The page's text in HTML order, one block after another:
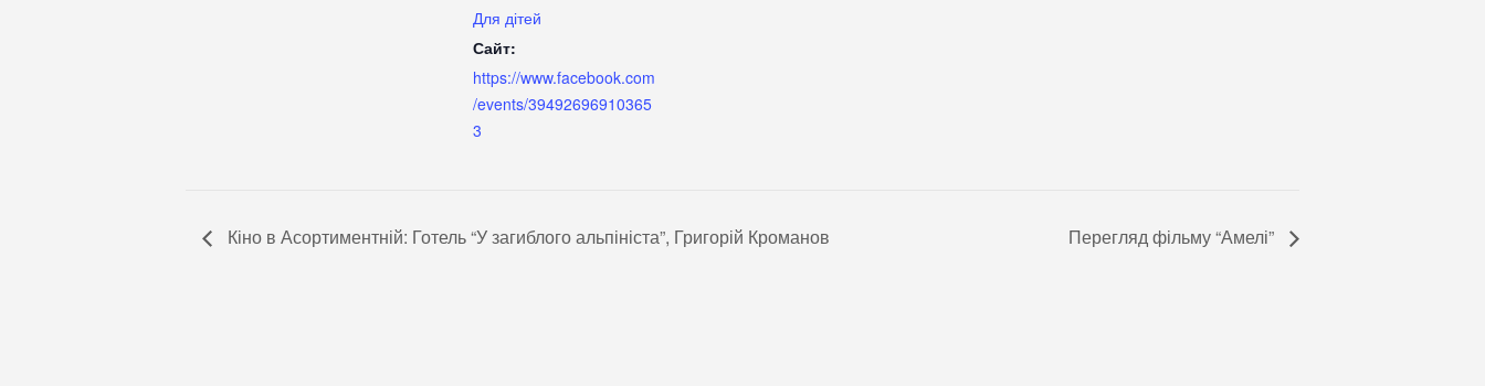
Для дітей
Сайт:
https://www.facebook.com
/events/39492696910365
3
Кіно в Асортиментній: Готель “У загиблого альпініста”, Григорій Кроманов Перегляд фільму “Амелі”